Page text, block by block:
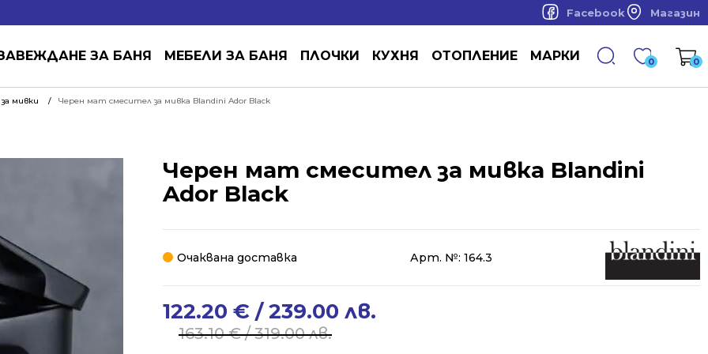
Facebook Магазин
ЗА БАНЯ МЕБЕЛИ ЗА БАНЯ ПЛОЧКИ КУХНЯ ОТОПЛЕНИЕ МАРКИ 0 0
мивки Черен мат смесител за мивка Blandini Ador Black
Черен мат смесител за мивка Blandini
Ador Black
Очаквана доставка Арт. №: 164.3
163.10€/ 319.00 лв.
Original
price
122.20 € / 239.00 лв.
Current
price